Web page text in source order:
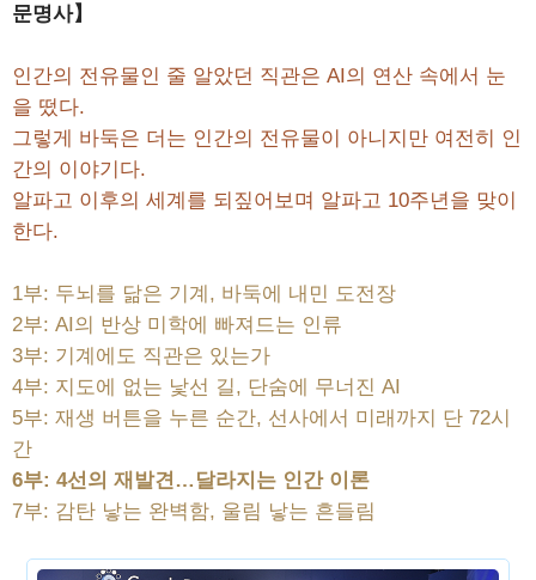
문명사】
인간의 전유물인 줄 알았던 직관은 AI의 연산 속에서 눈
을 떴다.
그렇게 바둑은 더는 인간의 전유물이 아니지만 여전히 인
간의 이야기다.
알파고 이후의 세계를 되짚어보며 알파고 10주년을 맞이
한다.
1부: 두뇌를 닮은 기계, 바둑에 내민 도전장
2부: AI의 반상 미학에 빠져드는 인류
3부: 기계에도 직관은 있는가
4부: 지도에 없는 낯선 길, 단숨에 무너진 AI
5부: 재생 버튼을 누른 순간, 선사에서 미래까지 단 72시
간
6부: 4선의 재발견…달라지는 인간 이론
7부: 감탄 낳는 완벽함, 울림 낳는 흔들림